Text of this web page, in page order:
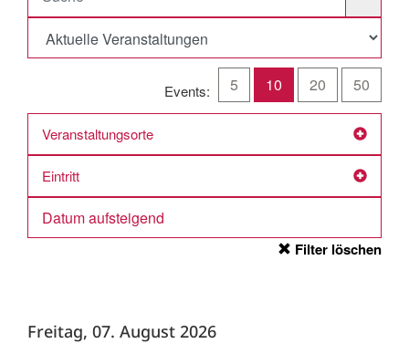
Events: 5 10 20 50
Veranstaltungsorte
Eintritt
Filter löschen
Freitag, 07. August 2026